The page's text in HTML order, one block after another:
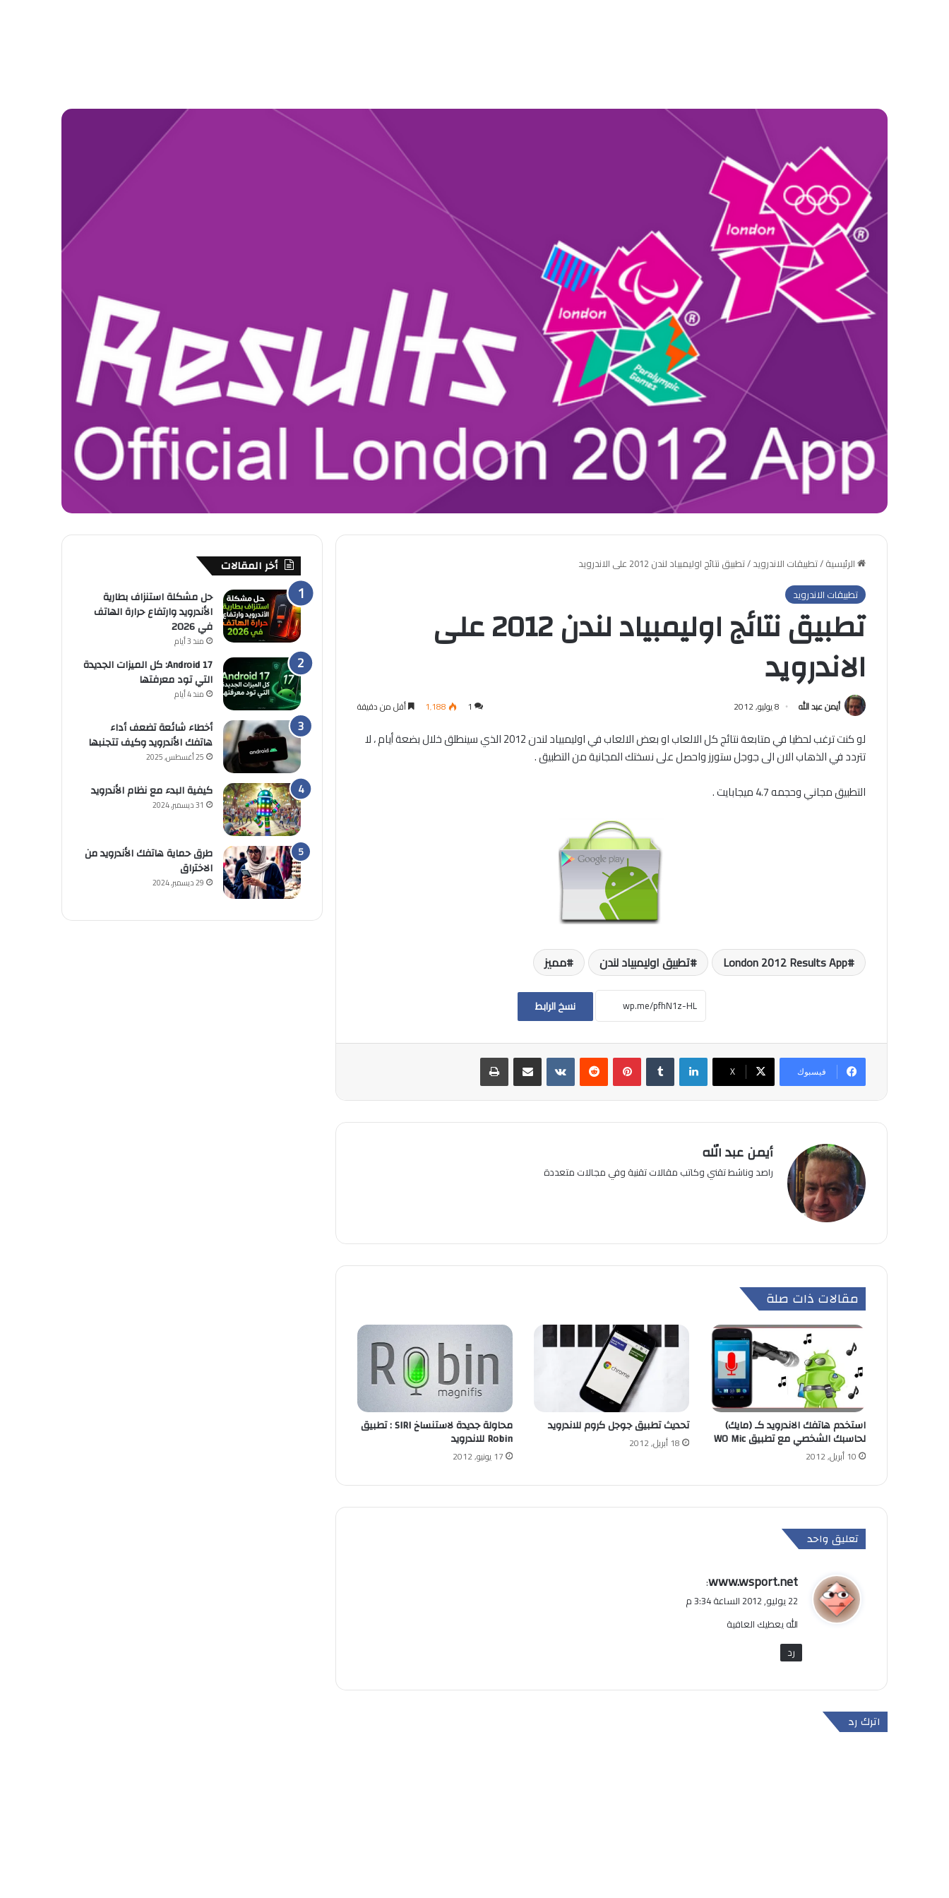
الرئيسية/تطبيقات الاندرويد/تطبيق نتائج اوليمبياد لندن 2012 على الاندرويد
تطبيقات الاندرويد
تطبيق نتائج اوليمبياد لندن 2012 على
الاندرويد
أيمن عبد الله 8 يوليو, 2012 1 1٬188 أقل من دقيقة
لو كنت ترغب لحظيا في متابعة نتائج كل الالعاب او بعض الالعاب في اوليمبياد لندن 2012 الذي سينطلق خلال بضعة أيام ، لا
تتردد في الذهاب الان الى جوجل ستورز واحصل على نسختك المجانية من التطبيق .
التطبيق مجاني وحجمه 4.7 ميجابايت .
London 2012 Results App تطبيق اوليمبياد لندن مميز
نسخ الرابط
فيسبوك ‫X
لينكدإن بينتيريست مشاركة عبر البريد طباعة
أيمن عبد الله
راصد وناشط تقني وكاتب مقالات تقنية وفي مجالات متعددة
مقالات ذات صلة
استخدم هاتفك الاندرويد كـ (مايك)
لحاسبك الشخصي مع تطبيق WO Mic
10 أبريل, 2012
تحديث تطبيق جوجل كروم للاندرويد
18 أبريل, 2012
محاولة جديدة لاستنساخ SIRI : تطبيق
Robin للاندرويد
17 يونيو, 2012
تعليق واحد
ي
ق
ل
www.wsport.net
:
22 يوليو, 2012 الساعة 3:34 م
الله يعطيك العافية
رد
اترك رد
أخر المقالات
حل مشكلة استنزاف بطارية
الأندرويد وارتفاع حرارة الهاتف
في 2026
منذ 3 أيام
Android 17: كل الميزات الجديدة
التي تود معرفتها
منذ 4 أيام
أخطاء شائعة تضعف أداء
هاتفك الأندرويد وكيف تتجنبها
25 أغسطس, 2025
كيفية البدء مع نظام الأندرويد
31 ديسمبر, 2024
طرق حماية هاتفك الأندرويد من
الاختراق
29 ديسمبر, 2024